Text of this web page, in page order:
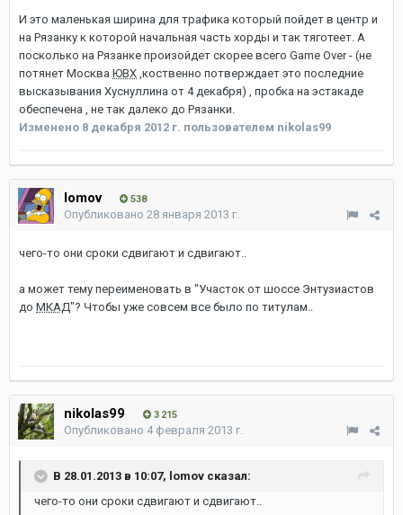
И это маленькая ширина для трафика который пойдет в центр и
на Рязанку к которой начальная часть хорды и так тяготеет. А
посколько на Рязанке произойдет скорее всего Game Over - (не
потянет Москва ЮВХ ,коственно потверждает это последние
высказывания Хуснуллина от 4 декабря) , пробка на эстакаде
обеспечена , не так далеко до Рязанки.
Изменено 8 декабря 2012 г. пользователем nikolas99
lomov 538
Опубликовано 28 января 2013 г.
чего-то они сроки сдвигают и сдвигают..
а может тему переименовать в "Участок от шоссе Энтузиастов
до МКАД"? Чтобы уже совсем все было по титулам..
nikolas99 3 215
Опубликовано 4 февраля 2013 г.
В 28.01.2013 в 10:07, lomov сказал:
чего-то они сроки сдвигают и сдвигают..